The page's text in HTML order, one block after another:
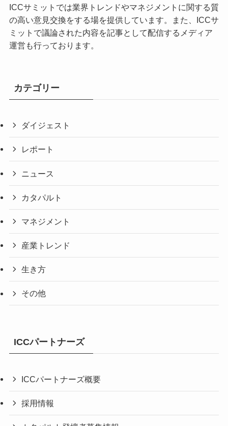
ICCサミットでは業界トレンドやマネジメントに関する質
の高い意見交換をする場を提供しています。また、ICCサ
ミットで議論された内容を記事として配信するメディア
運営も行っております。
カテゴリー
ダイジェスト
レポート
ニュース
カタパルト
マネジメント
産業トレンド
生き方
その他
ICCパートナーズ
ICCパートナーズ概要
採用情報